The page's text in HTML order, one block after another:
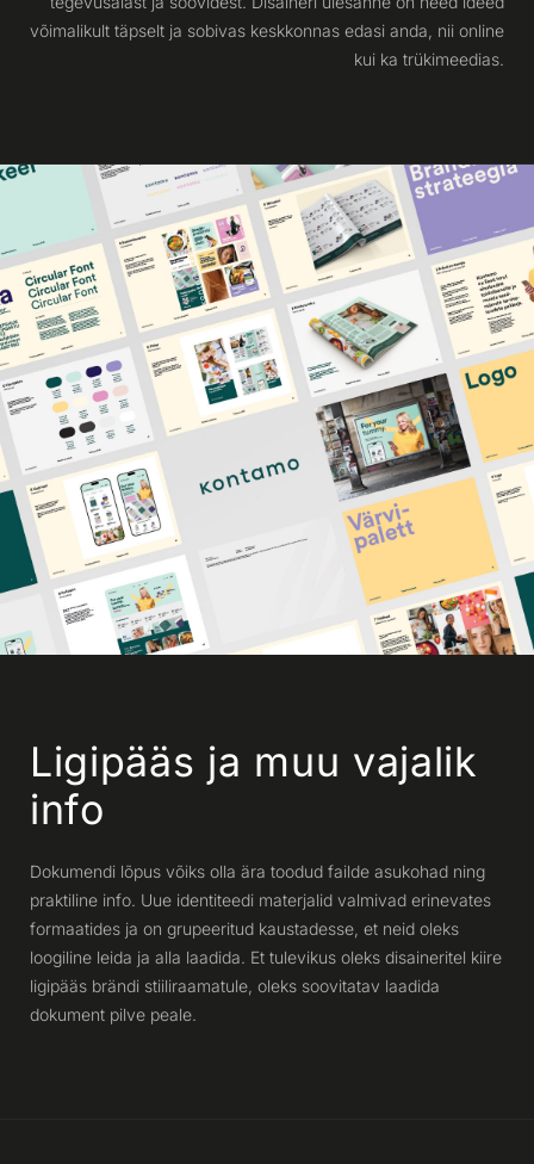
võimalikult täpselt ja sobivas keskkonnas edasi anda, nii online
kui ka trükimeedias.
Ligipääs ja muu vajalik
info
Dokumendi lõpus võiks olla ära toodud failde asukohad ning
praktiline info. Uue identiteedi materjalid valmivad erinevates
formaatides ja on grupeeritud kaustadesse, et neid oleks
loogiline leida ja alla laadida. Et tulevikus oleks disaineritel kiire
ligipääs brändi stiiliraamatule, oleks soovitatav laadida
dokument pilve peale.